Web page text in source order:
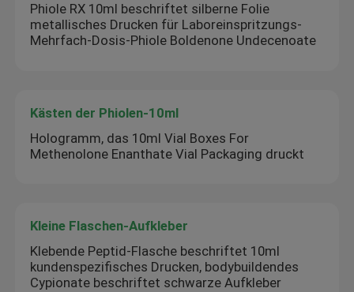
Phiole RX 10ml beschriftet silberne Folie
metallisches Drucken für Laboreinspritzungs-
Mehrfach-Dosis-Phiole Boldenone Undecenoate
Kästen der Phiolen-10ml
Hologramm, das 10ml Vial Boxes For
Methenolone Enanthate Vial Packaging druckt
Kleine Flaschen-Aufkleber
Klebende Peptid-Flasche beschriftet 10ml
kundenspezifisches Drucken, bodybuildendes
Cypionate beschriftet schwarze Aufkleber